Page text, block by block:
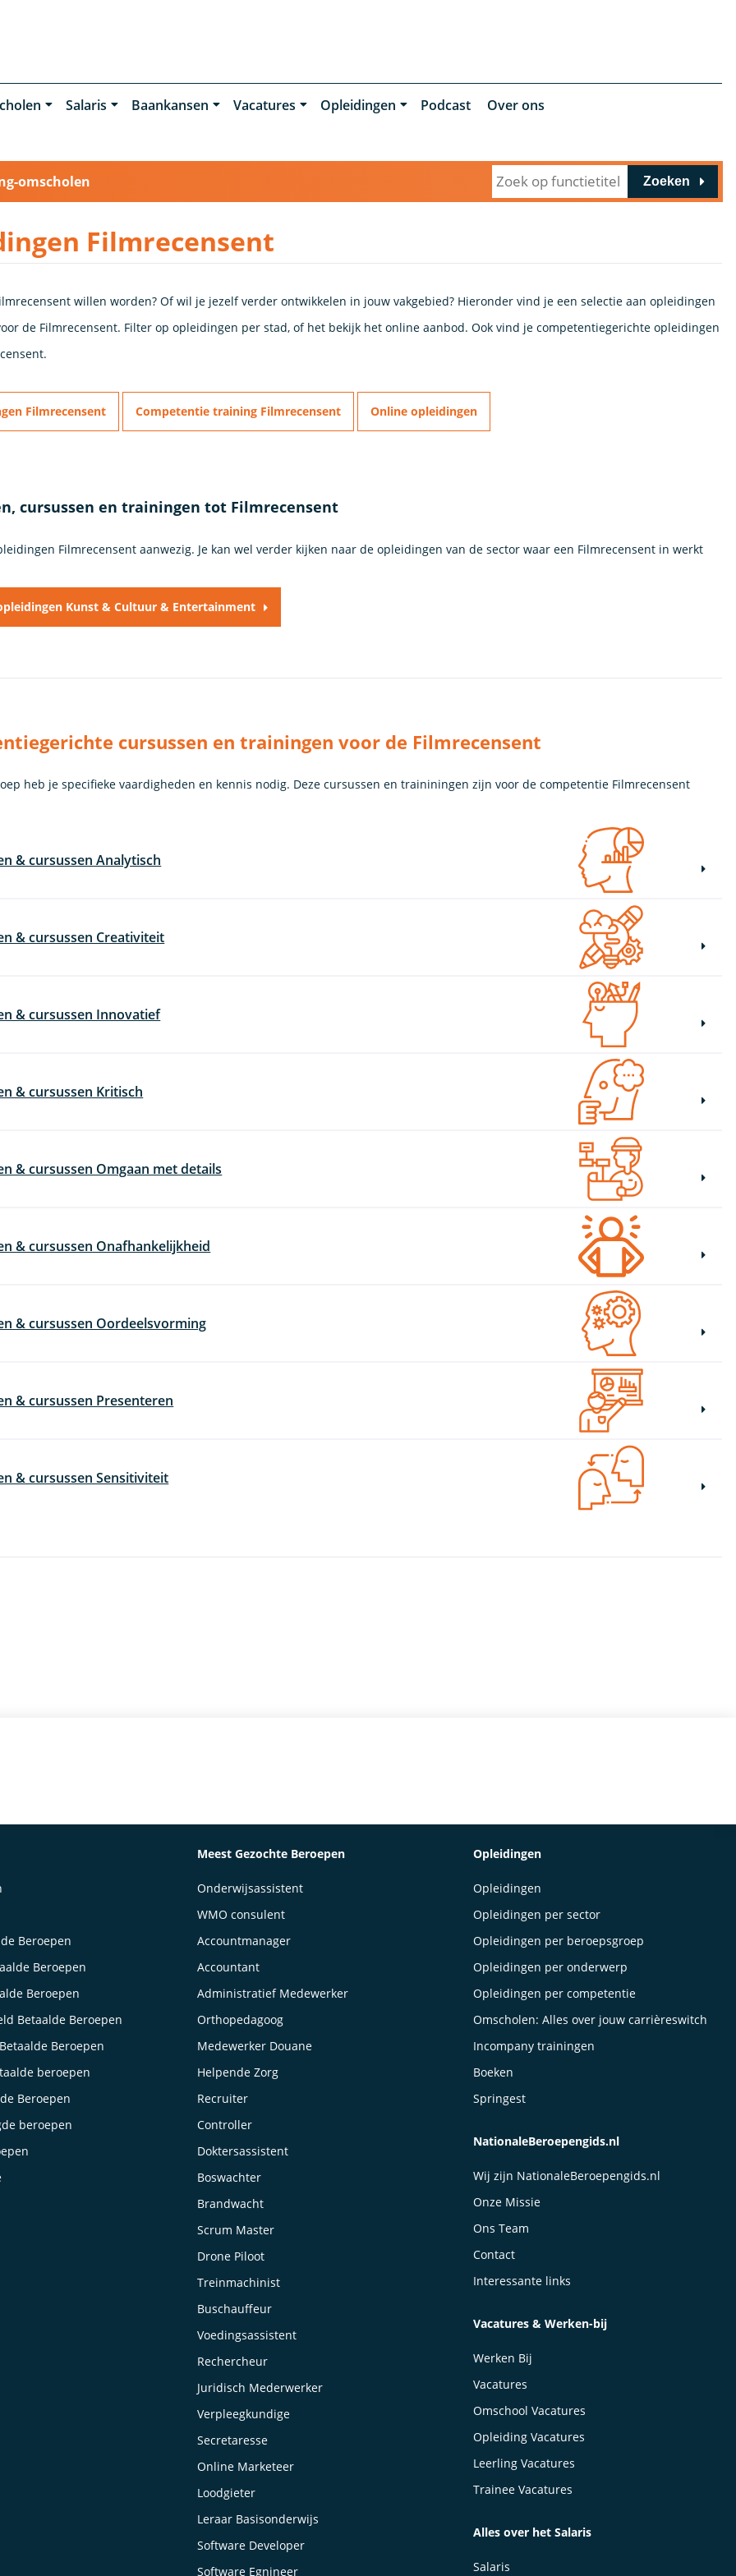
Salaris Baankansen Vacatures Opleidingen Podcast
Over ons
omscholen Zoeken
Filmrecensent
willen worden? Of wil je jezelf verder ontwikkelen in jouw vakgebied? Hieronder vind je een selectie aan opleidingen
de Filmrecensent. Filter op opleidingen per stad, of het bekijk het online aanbod. Ook vind je competentiegerichte opleidingen
Filmrecensent Competentie training Filmrecensent Online opleidingen
cursussen en trainingen tot Filmrecensent
Filmrecensent aanwezig. Je kan wel verder kijken naar de opleidingen van de sector waar een Filmrecensent in werkt
Kunst & Cultuur & Entertainment
cursussen en trainingen voor de Filmrecensent
heb je specifieke vaardigheden en kennis nodig. Deze cursussen en traininingen zijn voor de competentie Filmrecensent
& cursussen Analytisch
& cursussen Creativiteit
& cursussen Innovatief
& cursussen Kritisch
& cursussen Omgaan met details
& cursussen Onafhankelijkheid
& cursussen Oordeelsvorming
& cursussen Presenteren
& cursussen Sensitiviteit
Beroepen
Beroepen
Beroepen
Betaalde Beroepen
Beroepen
beroepen
Beroepen
beroepen
Meest Gezochte Beroepen
Onderwijsassistent
WMO consulent
Accountmanager
Accountant
Administratief Medewerker
Orthopedagoog
Medewerker Douane
Helpende Zorg
Recruiter
Controller
Doktersassistent
Boswachter
Brandwacht
Scrum Master
Drone Piloot
Treinmachinist
Buschauffeur
Voedingsassistent
Rechercheur
Juridisch Mederwerker
Verpleegkundige
Secretaresse
Online Marketeer
Loodgieter
Leraar Basisonderwijs
Software Developer
Software Egnineer
Opleidingen
Opleidingen
Opleidingen per sector
Opleidingen per beroepsgroep
Opleidingen per onderwerp
Opleidingen per competentie
Omscholen: Alles over jouw carrièreswitch
Incompany trainingen
Boeken
Springest
NationaleBeroepengids.nl
Wij zijn NationaleBeroepengids.nl
Onze Missie
Ons Team
Contact
Interessante links
Vacatures & Werken-bij
Werken Bij
Vacatures
Omschool Vacatures
Opleiding Vacatures
Leerling Vacatures
Trainee Vacatures
Alles over het Salaris
Salaris